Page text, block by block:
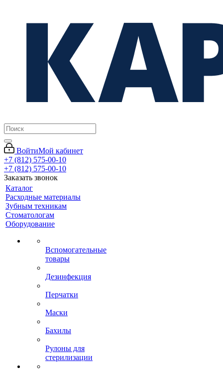
ВойтиМой кабинет
+7 (812) 575-00-10
+7 (812) 575-00-10
Заказать звонок
Каталог
Расходные материалы
Зубным техникам
Стоматологам
Оборудование
Вспомогательные
товары
Дезинфекция
Перчатки
Маски
Бахилы
Рулоны для
стерилизации